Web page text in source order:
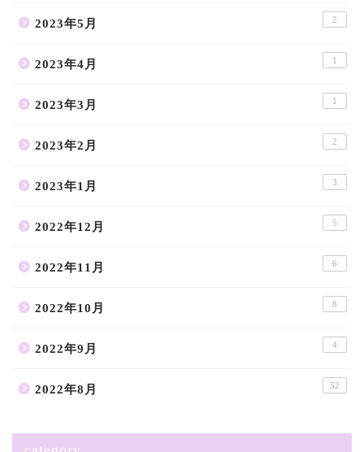
2023年5月 2
2023年4月 1
2023年3月 1
2023年2月 2
2023年1月 3
2022年12月 5
2022年11月 6
2022年10月 8
2022年9月 4
2022年8月 52